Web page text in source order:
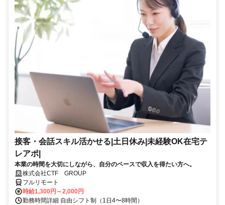
接客・会話スキル活かせる|土日休み|未経験OK在宅テ
レアポ|
本業の時間を大切にしながら、自分のペースで収入を得たい方へ。
株式会社CTF GROUP
フルリモート
時給1,300円～2,000円
勤務時間詳細 自由シフト制（1日4〜8時間）